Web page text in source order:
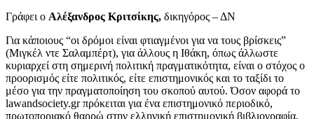
Γράφει ο Αλέξανδρος Κριτσίκης, δικηγόρος – ΔΝ
Για κάποιους “οι δρόμοι είναι φτιαγμένοι για να τους βρίσκεις”
(Μιγκέλ ντε Σαλαμπέρτ), για άλλους η Ιθάκη, όπως άλλωστε
κυριαρχεί στη σημερινή πολιτική πραγματικότητα, είναι ο στόχος ο
προορισμός είτε πολιτικός, είτε επιστημονικός και το ταξίδι το
μέσο για την πραγματοποίηση του σκοπού αυτού. Όσον αφορά το
lawandsociety.gr πρόκειται για ένα επιστημονικό περιοδικό,
πρωτοποριακό θαρρώ στην ελληνική επιστημονική βιβλιογραφία,